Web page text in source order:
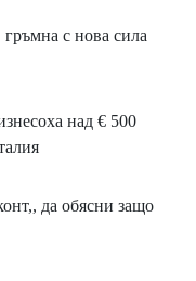
с нова сила
над € 500
да обясни защо